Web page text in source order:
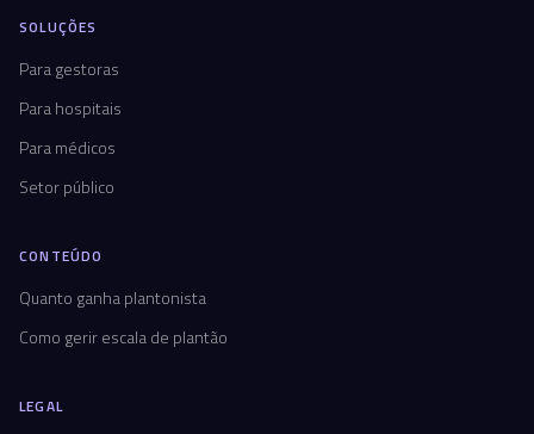
SOLUÇÕES
Para gestoras
Para hospitais
Para médicos
Setor público
CONTEÚDO
Quanto ganha plantonista
Como gerir escala de plantão
LEGAL